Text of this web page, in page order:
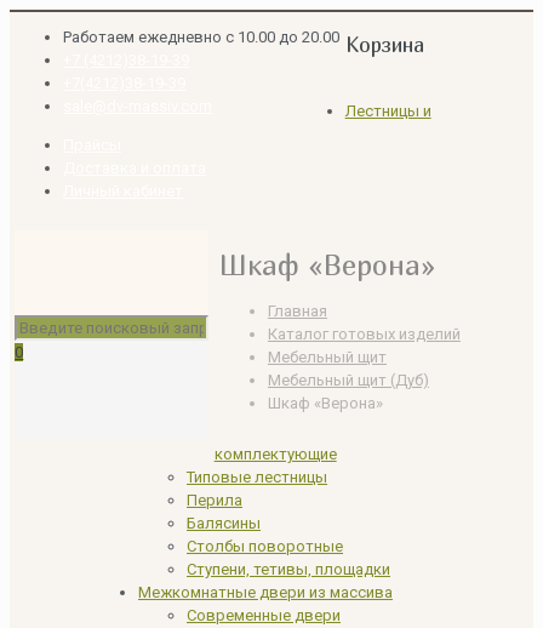
Работаем ежедневно с 10.00 до 20.00
0
Шкаф «Верона»
Главная
Каталог готовых изделий
Мебельный щит
Мебельный щит (Дуб)
Шкаф «Верона»
Корзина
Лестницы и
комплектующие
Типовые лестницы
Перила
Балясины
Столбы поворотные
Ступени, тетивы, площадки
Межкомнатные двери из массива
Современные двери